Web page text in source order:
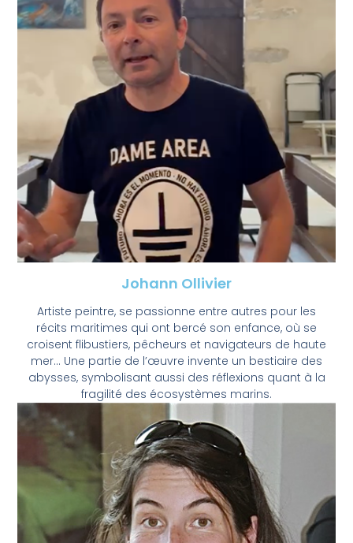
Johann Ollivier
Artiste peintre, se passionne entre autres pour les
récits maritimes qui ont bercé son enfance, où se
croisent flibustiers, pêcheurs et navigateurs de haute
mer… Une partie de l’œuvre invente un bestiaire des
abysses, symbolisant aussi des réflexions quant à la
fragilité des écosystèmes marins.